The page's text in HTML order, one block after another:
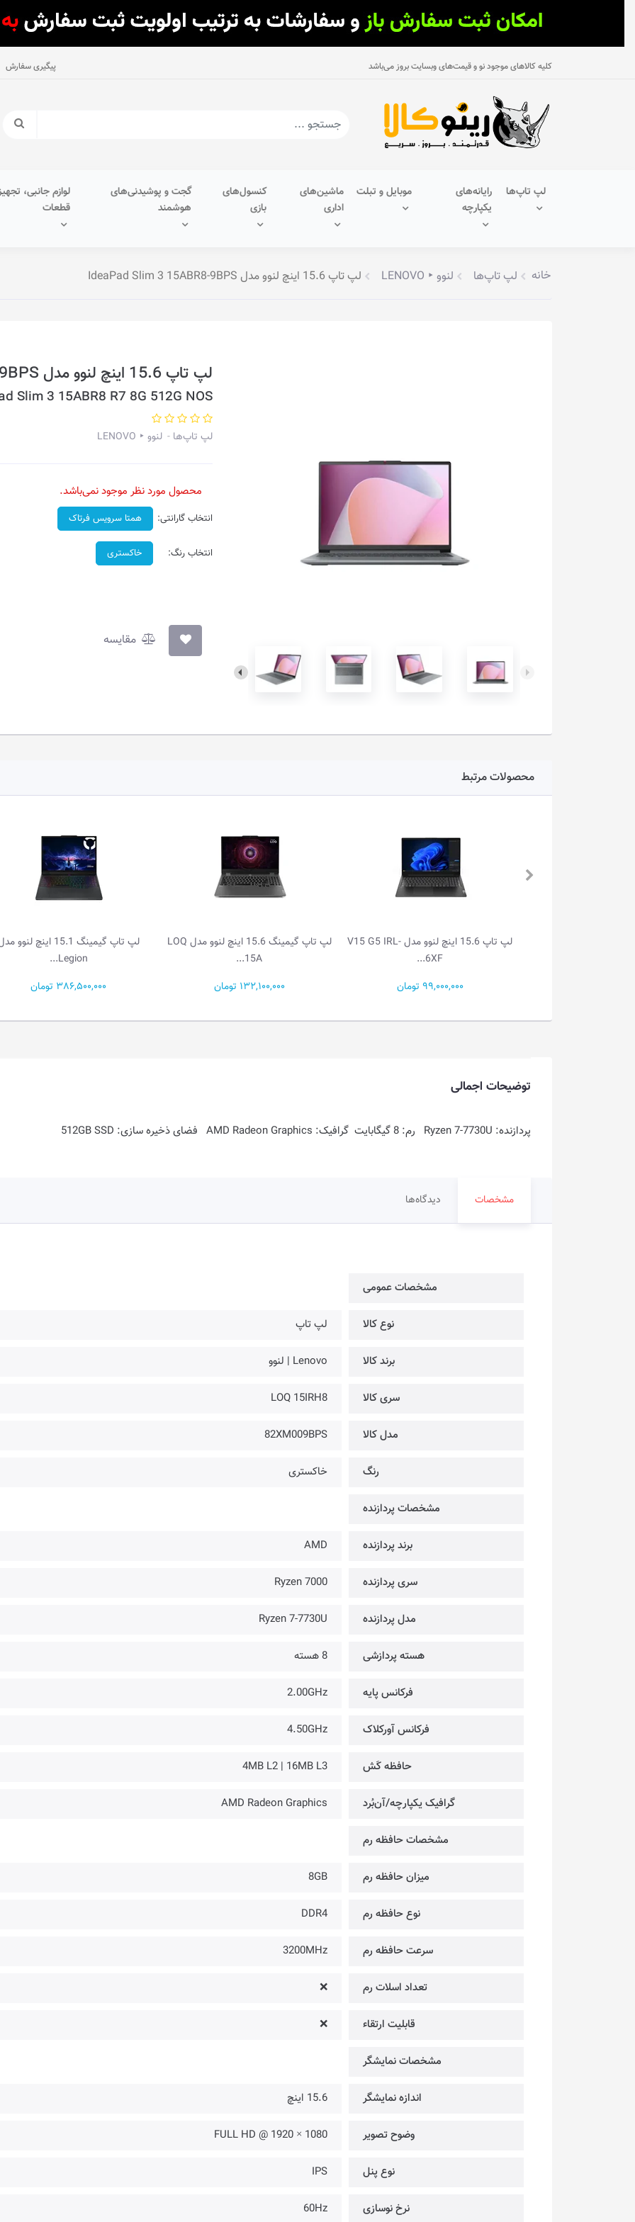
کلیه کالاهای موجود نو و قیمت‌های وبسایت بروز می‌باشد پیگیری سفارش
لپ تاپ‌ها
رایانه‌های
یکپارچه
موبایل و تبلت
ماشین‌های
اداری
کنسول‌های
بازی
گجت و پوشیدنی‌های
هوشمند
لوازم جانبی،
قطعات
خانه لپ تاپ‌ها لنوو ‣ LENOVO لپ تاپ 15.6 اینچ لنوو مدل IdeaPad Slim 3 15ABR8-9BPS
لپ تاپ 15.6 اینچ لنوو مدل IdeaPad Slim 3 15ABR8-9BPS
Slim 3 15ABR8 R7 8G 512G NOS
لپ تاپ‌ها لنوو ‣ LENOVO
محصول مورد نظر موجود نمی‌باشد.
انتخاب گارانتی: همتا سرویس فرتاک
انتخاب رنگ: خاکستری
مقایسه
محصولات مرتبط
لپ تاپ 15.6 اینچ لنوو مدل V15 G5 IRL-
لپ تاپ گیمینگ 15.6 اینچ لنوو مدل LOQ
15A...
132,100,000 تومان
لپ تاپ گیمینگ 15.1 اینچ لنوو مدل
Legion...
386,500,000 تومان
15I...
251,500,000 تومان
توضیحات اجمالی
پردازنده: Ryzen 7-7730U رم: 8 گیگابایت گرافیک: AMD Radeon Graphics فضای ذخیره سازی: 512GB SSD
مشخصات دیدگاه‌ها
مشخصات عمومی
نوع کالا لپ تاپ
برند کالا Lenovo | لنوو
سری کالا LOQ 15IRH8
مدل کالا 82XM009BPS
رنگ خاکستری
مشخصات پردازنده
برند پردازنده AMD
سری پردازنده Ryzen 7000
مدل پردازنده Ryzen 7-7730U
هسته پردازشی 8 هسته
فرکانس پایه 2.00GHz
فرکانس آورکلاک 4.50GHz
حافظه کَش 4MB L2 | 16MB L3
گرافیک یکپارچه/آن‌بُرد AMD Radeon Graphics
مشخصات حافظه رم
میزان حافظه رم 8GB
نوع حافظه رم DDR4
سرعت حافظه رم 3200MHz
تعداد اسلات رم ❌
قابلیت ارتقاء ❌
مشخصات نمایشگر
اندازه نمایشگر 15.6 اینچ
وضوح تصویر 1080 × 1920 @ FULL HD
نوع پنل IPS
نرخ نوسازی 60Hz